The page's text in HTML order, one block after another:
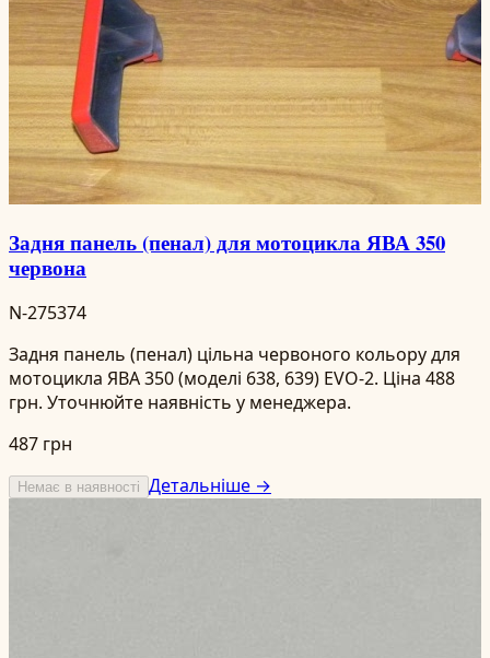
Задня панель (пенал) для мотоцикла ЯВА 350
червона
N-275374
Задня панель (пенал) цільна червоного кольору для
мотоцикла ЯВА 350 (моделі 638, 639) EVO-2. Ціна 488
грн. Уточнюйте наявність у менеджера.
487 грн
Немає в наявності Детальніше →